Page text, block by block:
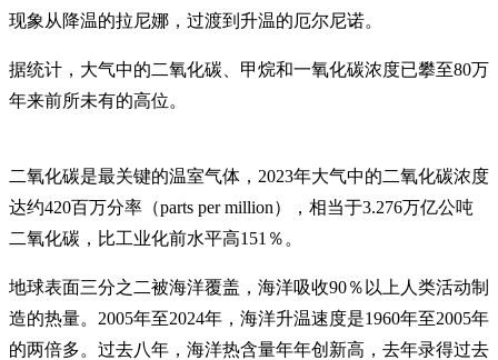
现象从降温的拉尼娜，过渡到升温的厄尔尼诺。
据统计，大气中的二氧化碳、甲烷和一氧化碳浓度已攀至80万
年来前所未有的高位。
二氧化碳是最关键的温室气体，2023年大气中的二氧化碳浓度
达约420百万分率（parts per million），相当于3.276万亿公吨
二氧化碳，比工业化前水平高151％。
地球表面三分之二被海洋覆盖，海洋吸收90％以上人类活动制
造的热量。2005年至2024年，海洋升温速度是1960年至2005年
的两倍多。过去八年，海洋热含量年年创新高，去年录得过去